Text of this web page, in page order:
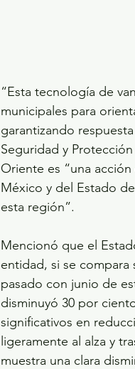
“Esta tecnología de
municipales para
garantizando
Seguridad y
Oriente es “una
México y del Estado
esta región”.
Mencionó que el
entidad, si se compara
pasado con junio de
disminuyó 30 por
significativos en
ligeramente al alza y
muestra una clara